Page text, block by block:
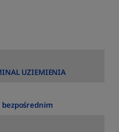
UZIEMIENIA